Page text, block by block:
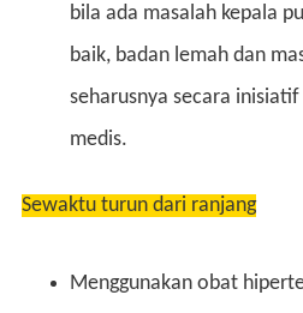
bila ada masalah kepala
baik, badan lemah dan
seharusnya secara
medis.
Sewaktu turun dari ranjang
Menggunakan obat